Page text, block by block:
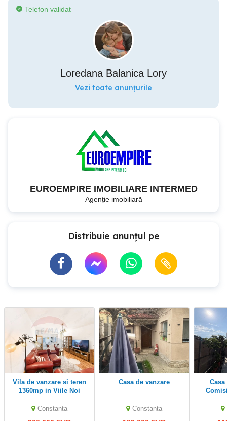
Telefon validat
Loredana Balanica Lory
Vezi toate anunțurile
EUROEMPIRE IMOBILIARE INTERMED
Agenție imobiliară
Distribuie anunțul pe
Vila de vanzare si teren
1360mp in Viile Noi
Constanta
Casa de vanzare
Constanta
Casa in Constanta,
250